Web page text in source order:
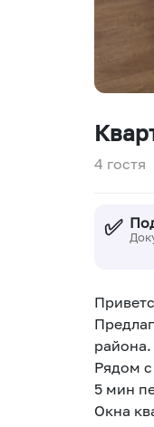
4 гостя
✅
района.
Рядом
5 мин
Окна